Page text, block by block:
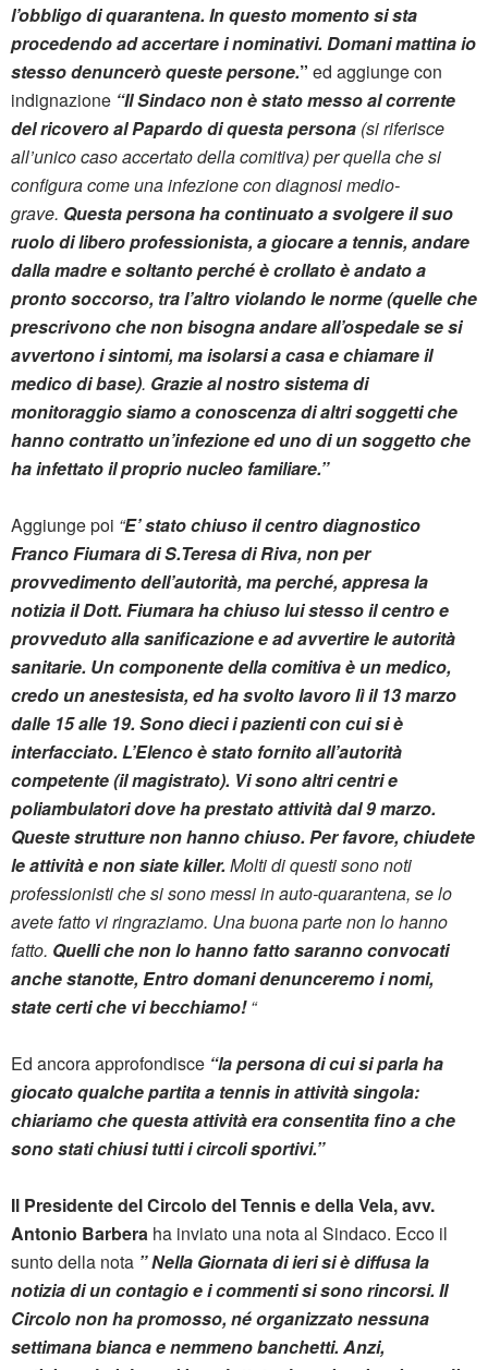
l’obbligo di quarantena. In questo momento si sta
procedendo ad accertare i nominativi. Domani mattina io
stesso denuncerò queste persone.” ed aggiunge con
indignazione “Il Sindaco non è stato messo al corrente
del ricovero al Papardo di questa persona (si riferisce
all’unico caso accertato della comitiva) per quella che si
configura come una infezione con diagnosi medio-
grave. Questa persona ha continuato a svolgere il suo
ruolo di libero professionista, a giocare a tennis, andare
dalla madre e soltanto perché è crollato è andato a
pronto soccorso, tra l’altro violando le norme (quelle che
prescrivono che non bisogna andare all’ospedale se si
avvertono i sintomi, ma isolarsi a casa e chiamare il
medico di base). Grazie al nostro sistema di
monitoraggio siamo a conoscenza di altri soggetti che
hanno contratto un’infezione ed uno di un soggetto che
ha infettato il proprio nucleo familiare.”
Aggiunge poi “E’ stato chiuso il centro diagnostico
Franco Fiumara di S.Teresa di Riva, non per
provvedimento dell’autorità, ma perché, appresa la
notizia il Dott. Fiumara ha chiuso lui stesso il centro e
provveduto alla sanificazione e ad avvertire le autorità
sanitarie. Un componente della comitiva è un medico,
credo un anestesista, ed ha svolto lavoro lì il 13 marzo
dalle 15 alle 19. Sono dieci i pazienti con cui si è
interfacciato. L’Elenco è stato fornito all’autorità
competente (il magistrato). Vi sono altri centri e
poliambulatori dove ha prestato attività dal 9 marzo.
Queste strutture non hanno chiuso. Per favore, chiudete
le attività e non siate killer. Molti di questi sono noti
professionisti che si sono messi in auto-quarantena, se lo
avete fatto vi ringraziamo. Una buona parte non lo hanno
fatto. Quelli che non lo hanno fatto saranno convocati
anche stanotte, Entro domani denunceremo i nomi,
state certi che vi becchiamo!“
Ed ancora approfondisce “la persona di cui si parla ha
giocato qualche partita a tennis in attività singola:
chiariamo che questa attività era consentita fino a che
sono stati chiusi tutti i circoli sportivi.”
Il Presidente del Circolo del Tennis e della Vela, avv.
Antonio Barbera ha inviato una nota al Sindaco. Ecco il
sunto della nota ” Nella Giornata di ieri si è diffusa la
notizia di un contagio e i commenti si sono rincorsi. Il
Circolo non ha promosso, né organizzato nessuna
settimana bianca e nemmeno banchetti. Anzi,